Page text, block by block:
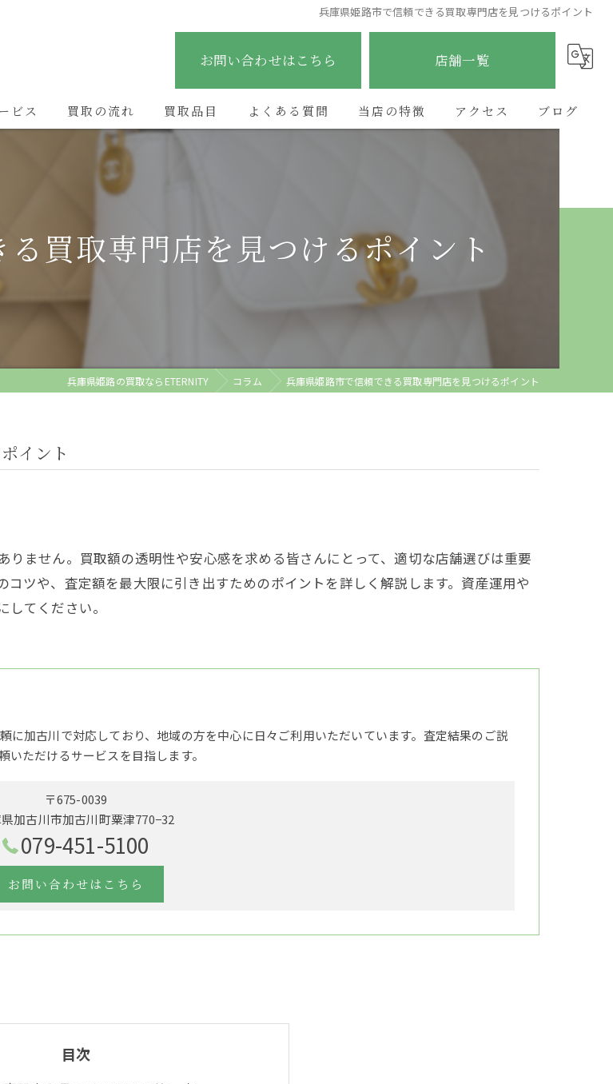
兵庫県姫路市で信頼できる買取専門店を見つけるポイント
お問い合わせはこちら 店舗一覧
ビス 買取の流れ 買取品目 よくある質問 当店の特徴
時計
金
アクセス
ETERNITY太子店
ETERNITY野里店
ETERNITY加古川店
ブログ
買取専門店を見つけるポイント
兵庫県姫路の買取ならETERNITY コラム 兵庫県姫路市で信頼できる買取専門店を見つけるポイント
イント
ません。買取額の透明性や安心感を求める皆さんにとって、適切な店舗選びは重要
ツや、査定額を最大限に引き出すためのポイントを詳しく解説します。資産運用や
てください。
に加古川で対応しており、地域の方を中心に日々ご利用いただいています。査定結果のご説
ただけるサービスを目指します。
〒675-0039
加古川市加古川町粟津770−32
079-451-5100
お問い合わせはこちら
目次